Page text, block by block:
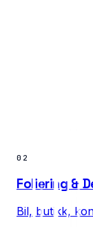
02
Foliering &
Bil, butikk,